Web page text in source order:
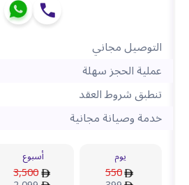
التوصيل مجاني
عملية الحجز سهلة
تنطبق شروط العقد
خدمة وصيانة مجانية
يوم
550
أسبوع
3,500